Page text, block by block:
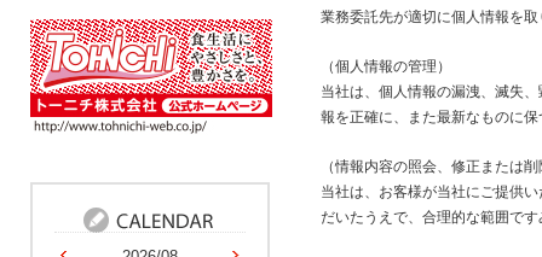
業務委託先が適切に個人情報を
（個人情報の管理）
当社は、個人情報の漏洩、滅失
報を正確に、また最新なものに
（情報内容の照会、修正または
当社は、お客様が当社にご提供
だいたうえで、合理的な範囲で